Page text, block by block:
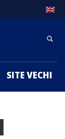
SITE VECHI